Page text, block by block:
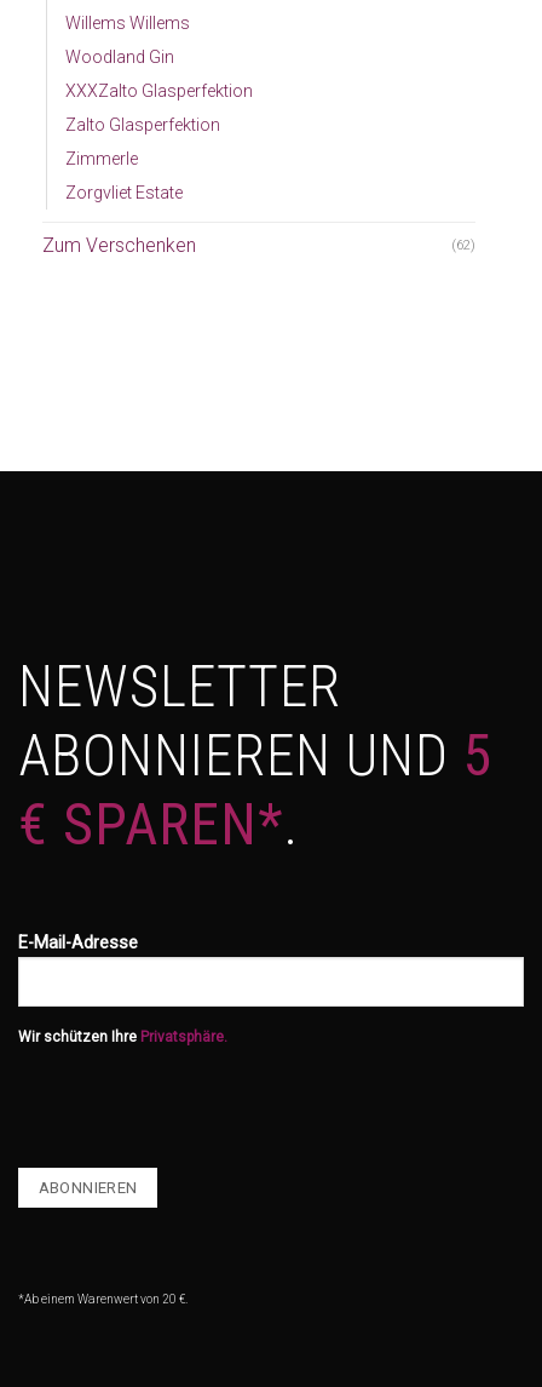
Willems Willems
Woodland Gin
XXXZalto Glasperfektion
Zalto Glasperfektion
Zimmerle
Zorgvliet Estate
Zum Verschenken (62)
NEWSLETTER
ABONNIEREN UND 5
€ SPAREN*.
E-Mail-Adresse
Wir schützen Ihre Privatsphäre.
*Ab einem Warenwert von 20 €.